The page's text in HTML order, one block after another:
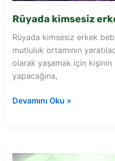
Rüyada kimsesiz
Rüyada kimsesiz erkek
mutluluk ortamının
olarak yaşamak için kişinin
yapacağına,
Rüyada
görmek
Devamını Oku »